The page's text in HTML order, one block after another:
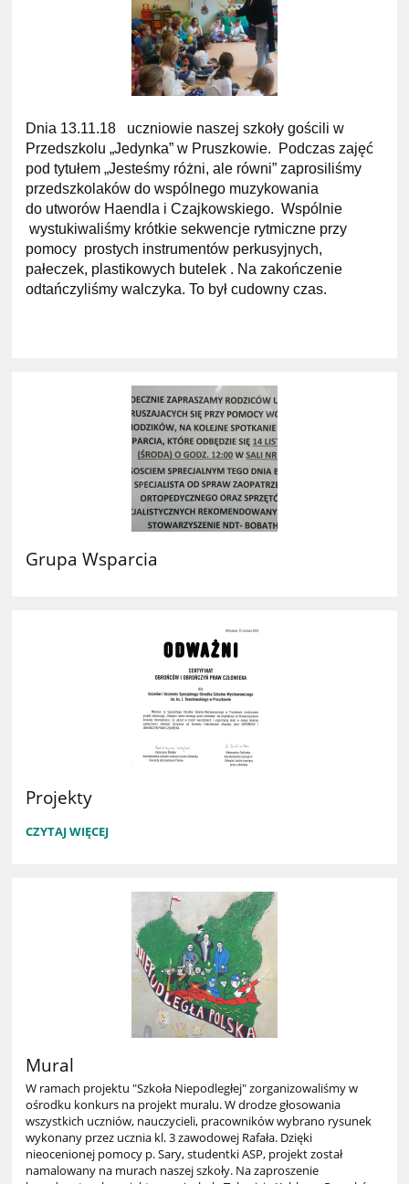
Dnia 13.11.18 uczniowie naszej szkoły gościli w
Przedszkolu „Jedynka” w Pruszkowie. Podczas zajęć
pod tytułem „Jesteśmy różni, ale równi” zaprosiliśmy
przedszkolaków do wspólnego muzykowania
do utworów Haendla i Czajkowskiego. Wspólnie
wystukiwaliśmy krótkie sekwencje rytmiczne przy
pomocy prostych instrumentów perkusyjnych,
pałeczek, plastikowych butelek . Na zakończenie
odtańczyliśmy walczyka. To był cudowny czas.
Grupa Wsparcia
Projekty
PROJEKTY:
CZYTAJ WIĘCEJ
Mural
W ramach projektu "Szkoła Niepodległej" zorganizowaliśmy w
ośrodku konkurs na projekt muralu. W drodze głosowania
wszystkich uczniów, nauczycieli, pracowników wybrano rysunek
wykonany przez ucznia kl. 3 zawodowej Rafała. Dzięki
nieocenionej pomocy p. Sary, studentki ASP, projekt został
namalowany na murach naszej szkoły. Na zaproszenie